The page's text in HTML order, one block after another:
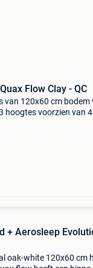
Flow Clay - QC
van 120x60 cm bodem
hoogtes voorzien van 4
+ Aerosleep
oak-white 120x60 cm